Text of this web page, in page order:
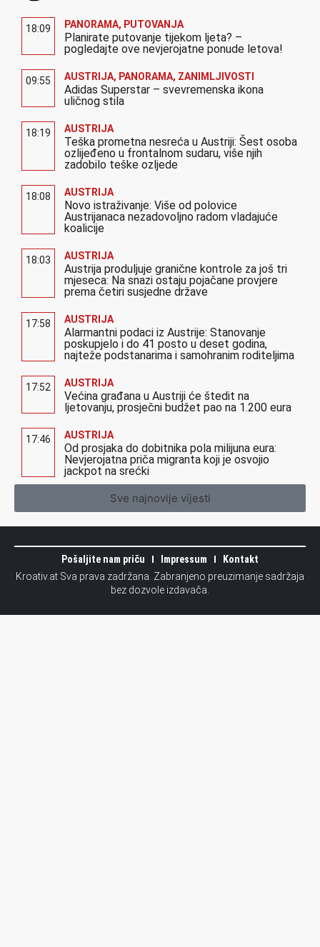
18:09 PANORAMA, PUTOVANJA
Planirate putovanje tijekom ljeta? –
pogledajte ove nevjerojatne ponude letova!
09:55 AUSTRIJA, PANORAMA, ZANIMLJIVOSTI
Adidas Superstar – svevremenska ikona
uličnog stila
18:19 AUSTRIJA
Teška prometna nesreća u Austriji: Šest osoba
ozlijeđeno u frontalnom sudaru, više njih
zadobilo teške ozljede
18:08 AUSTRIJA
Novo istraživanje: Više od polovice
Austrijanaca nezadovoljno radom vladajuće
koalicije
18:03 AUSTRIJA
Austrija produljuje granične kontrole za još tri
mjeseca: Na snazi ostaju pojačane provjere
prema četiri susjedne države
17:58 AUSTRIJA
Alarmantni podaci iz Austrije: Stanovanje
poskupjelo i do 41 posto u deset godina,
najteže podstanarima i samohranim roditeljima
17:52 AUSTRIJA
Većina građana u Austriji će štedit na
ljetovanju, prosječni budžet pao na 1.200 eura
17:46 AUSTRIJA
Od prosjaka do dobitnika pola milijuna eura:
Nevjerojatna priča migranta koji je osvojio
jackpot na srećki
Sve najnovije vijesti
Pošaljite nam priču Impressum
Kontakt
Kroativ.at Sva prava zadržana. Zabranjeno preuzimanje sadržaja
bez dozvole izdavača.